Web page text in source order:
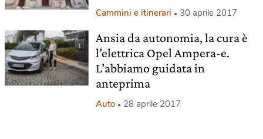
Cammini e itinerari 30 aprile 2017
Ansia da autonomia, la cura è
l’elettrica Opel Ampera-e.
L’abbiamo guidata in
anteprima
Auto 28 aprile 2017